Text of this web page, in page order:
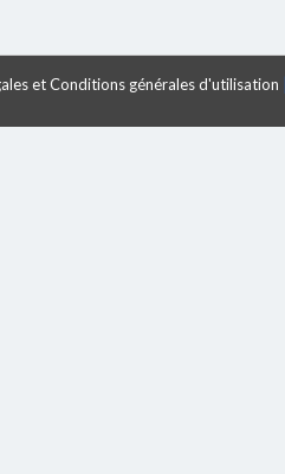
et Conditions générales d'utilisation